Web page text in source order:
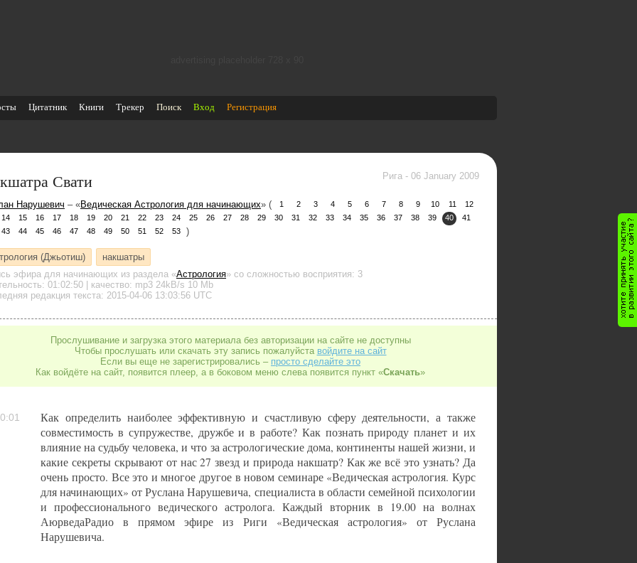
Цитатник Книги Трекер Поиск Вход Регистрация
Свати Рига - 06 January 2009
Нарушевич – «Ведическая Астрология для начинающих» ( 1 2 3 4 5 6 7 8 9 10 11
12
14 15 16 17 18 19 20 21 22 23 24 25 26 27 28 29 30 31 32 33 34 35 36 37 38 39 40
41
43 44 45 46 47 48 49 50 51 52 53 )
(Джьотиш)
накшатры
эфира для начинающих из раздела «Астрология» со сложностью восприятия: 3
01:02:50 | качество: mp3 24kB/s 10 Mb
редакция текста: 2015-04-06 13:03:56 UTC
Прослушивание и загрузка этого материала без авторизации на сайте не доступны
Чтобы прослушать или скачать эту запись пожалуйста войдите на сайт
Если вы еще не зарегистрировались – просто сделайте это
Как войдёте на сайт, появится плеер, а в боковом меню слева появится пункт «Скачать»
Как определить наиболее эффективную и счастливую сферу деятельности, а также
совместимость в супружестве, дружбе и в работе? Как познать природу планет и их
влияние на судьбу человека, и что за астрологические дома, континенты нашей жизни, и
какие секреты скрывают от нас 27 звезд и природа накшатр? Как же всё это узнать? Да
очень просто. Все это и многое другое в новом семинаре «Ведическая астрология. Курс
для начинающих» от Руслана Нарушевича, специалиста в области семейной психологии
и профессионального ведического астролога. Каждый вторник в 19.00 на волнах
АюрведаРадио в прямом эфире из Риги «Ведическая астрология» от Руслана
Нарушевича.